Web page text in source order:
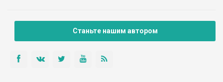
Станьте нашим автором